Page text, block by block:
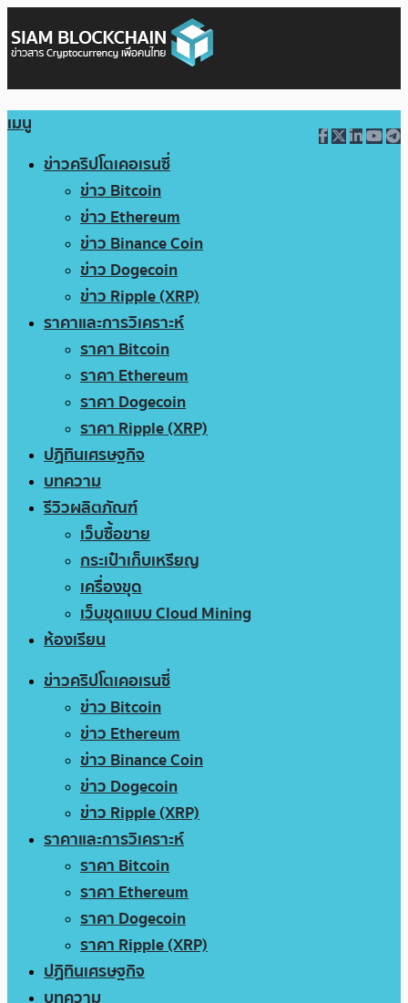
เมนู
ข่าวคริปโตเคอเรนซี่
ข่าว Bitcoin
ข่าว Ethereum
ข่าว Binance Coin
ข่าว Dogecoin
ข่าว Ripple (XRP)
ราคาและการวิเคราะห์
ราคา Bitcoin
ราคา Ethereum
ราคา Dogecoin
ราคา Ripple (XRP)
ปฏิทินเศรษฐกิจ
บทความ
รีวิวผลิตภัณฑ์
เว็บซื้อขาย
กระเป๋าเก็บเหรียญ
เครื่องขุด
เว็บขุดแบบ Cloud Mining
ห้องเรียน
ข่าวคริปโตเคอเรนซี่
ข่าว Bitcoin
ข่าว Ethereum
ข่าว Binance Coin
ข่าว Dogecoin
ข่าว Ripple (XRP)
ราคาและการวิเคราะห์
ราคา Bitcoin
ราคา Ethereum
ราคา Dogecoin
ราคา Ripple (XRP)
ปฏิทินเศรษฐกิจ